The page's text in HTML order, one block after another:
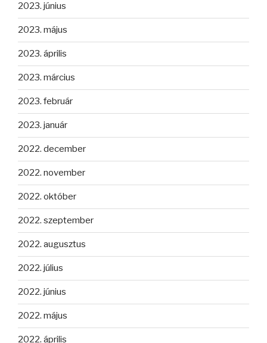
2023. június
2023. május
2023. április
2023. március
2023. február
2023. január
2022. december
2022. november
2022. október
2022. szeptember
2022. augusztus
2022. július
2022. június
2022. május
2022. április